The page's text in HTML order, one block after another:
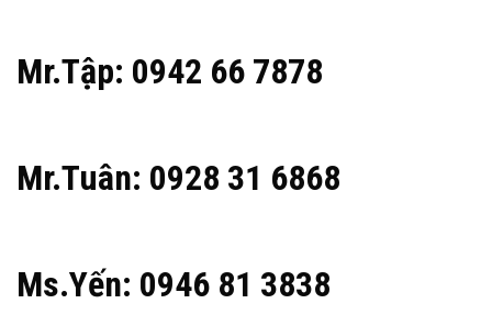
Mr.Tập: 0942 66 7878
Mr.Tuân: 0928 31 6868
Ms.Yến: 0946 81 3838